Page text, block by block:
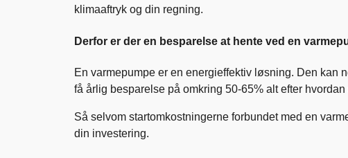
klimaaftryk og din regning.
Derfor er der en besparelse at hente ved en
En varmepumpe er en energieffektiv løsning. Den kan
få årlig besparelse på omkring 50-65% alt efter
Så selvom startomkostningerne forbundet med en
din investering.